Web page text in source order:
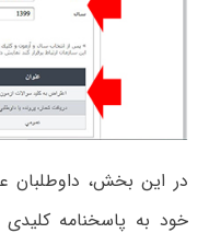
در این بخش، داوطلبان
خود به پاسخنامه